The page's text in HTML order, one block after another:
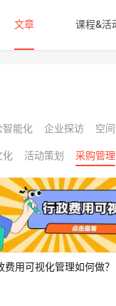
文章 课程&活
智能化 企业探访 空
化 活动策划 采购管理
费用可视化管理如何做？